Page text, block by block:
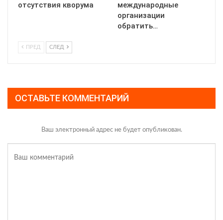
отсутствия кворума
международные
организации
обратить…
ПРЕД СЛЕД
ОСТАВЬТЕ КОММЕНТАРИЙ
Ваш электронный адрес не будет опубликован.